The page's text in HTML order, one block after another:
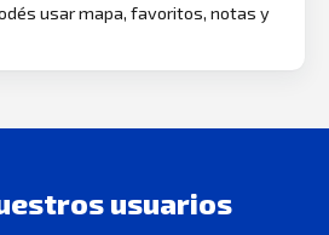
usar mapa, favoritos, notas y
usuarios